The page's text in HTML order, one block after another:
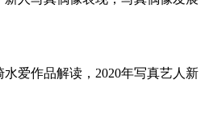
水爱作品解读，2020年写真艺人新